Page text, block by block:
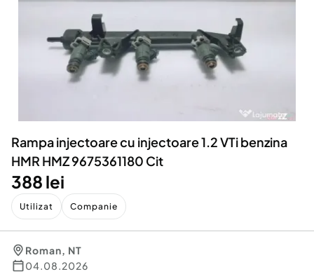
Animale de companie
Afaceri și echipamente profesionale
Inchiriere Bunuri si Vehicule
Utilaje agricole si industriale
Piese auto si accesorii
Dacia Duster
Rampa injectoare cu injectoare 1.2 VTi benzina
HMR HMZ 9675361180 Cit
388 lei
Utilizat Companie
Roman, NT
04.08.2026